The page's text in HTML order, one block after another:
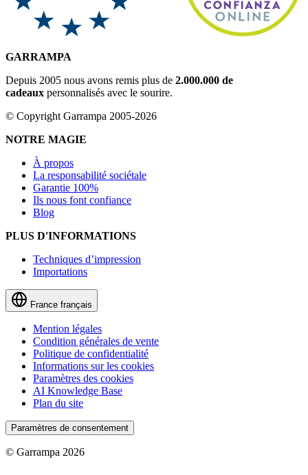
GARRAMPA
Depuis 2005 nous avons remis plus de 2.000.000 de
cadeaux personnalisés avec le sourire.
© Copyright Garrampa 2005-2026
NOTRE MAGIE
À propos
La responsabilité sociétale
Garantie 100%
Ils nous font confiance
Blog
PLUS D'INFORMATIONS
Techniques d’impression
Importations
France français
Mention légales
Condition générales de vente
Politique de confidentialité
Informations sur les cookies
Paramètres des cookies
AI Knowledge Base
Plan du site
Paramètres de consentement
© Garrampa 2026